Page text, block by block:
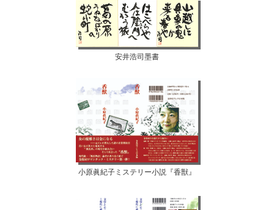
安井浩司墨書
小原眞紀子ミステリー小説『香獣』